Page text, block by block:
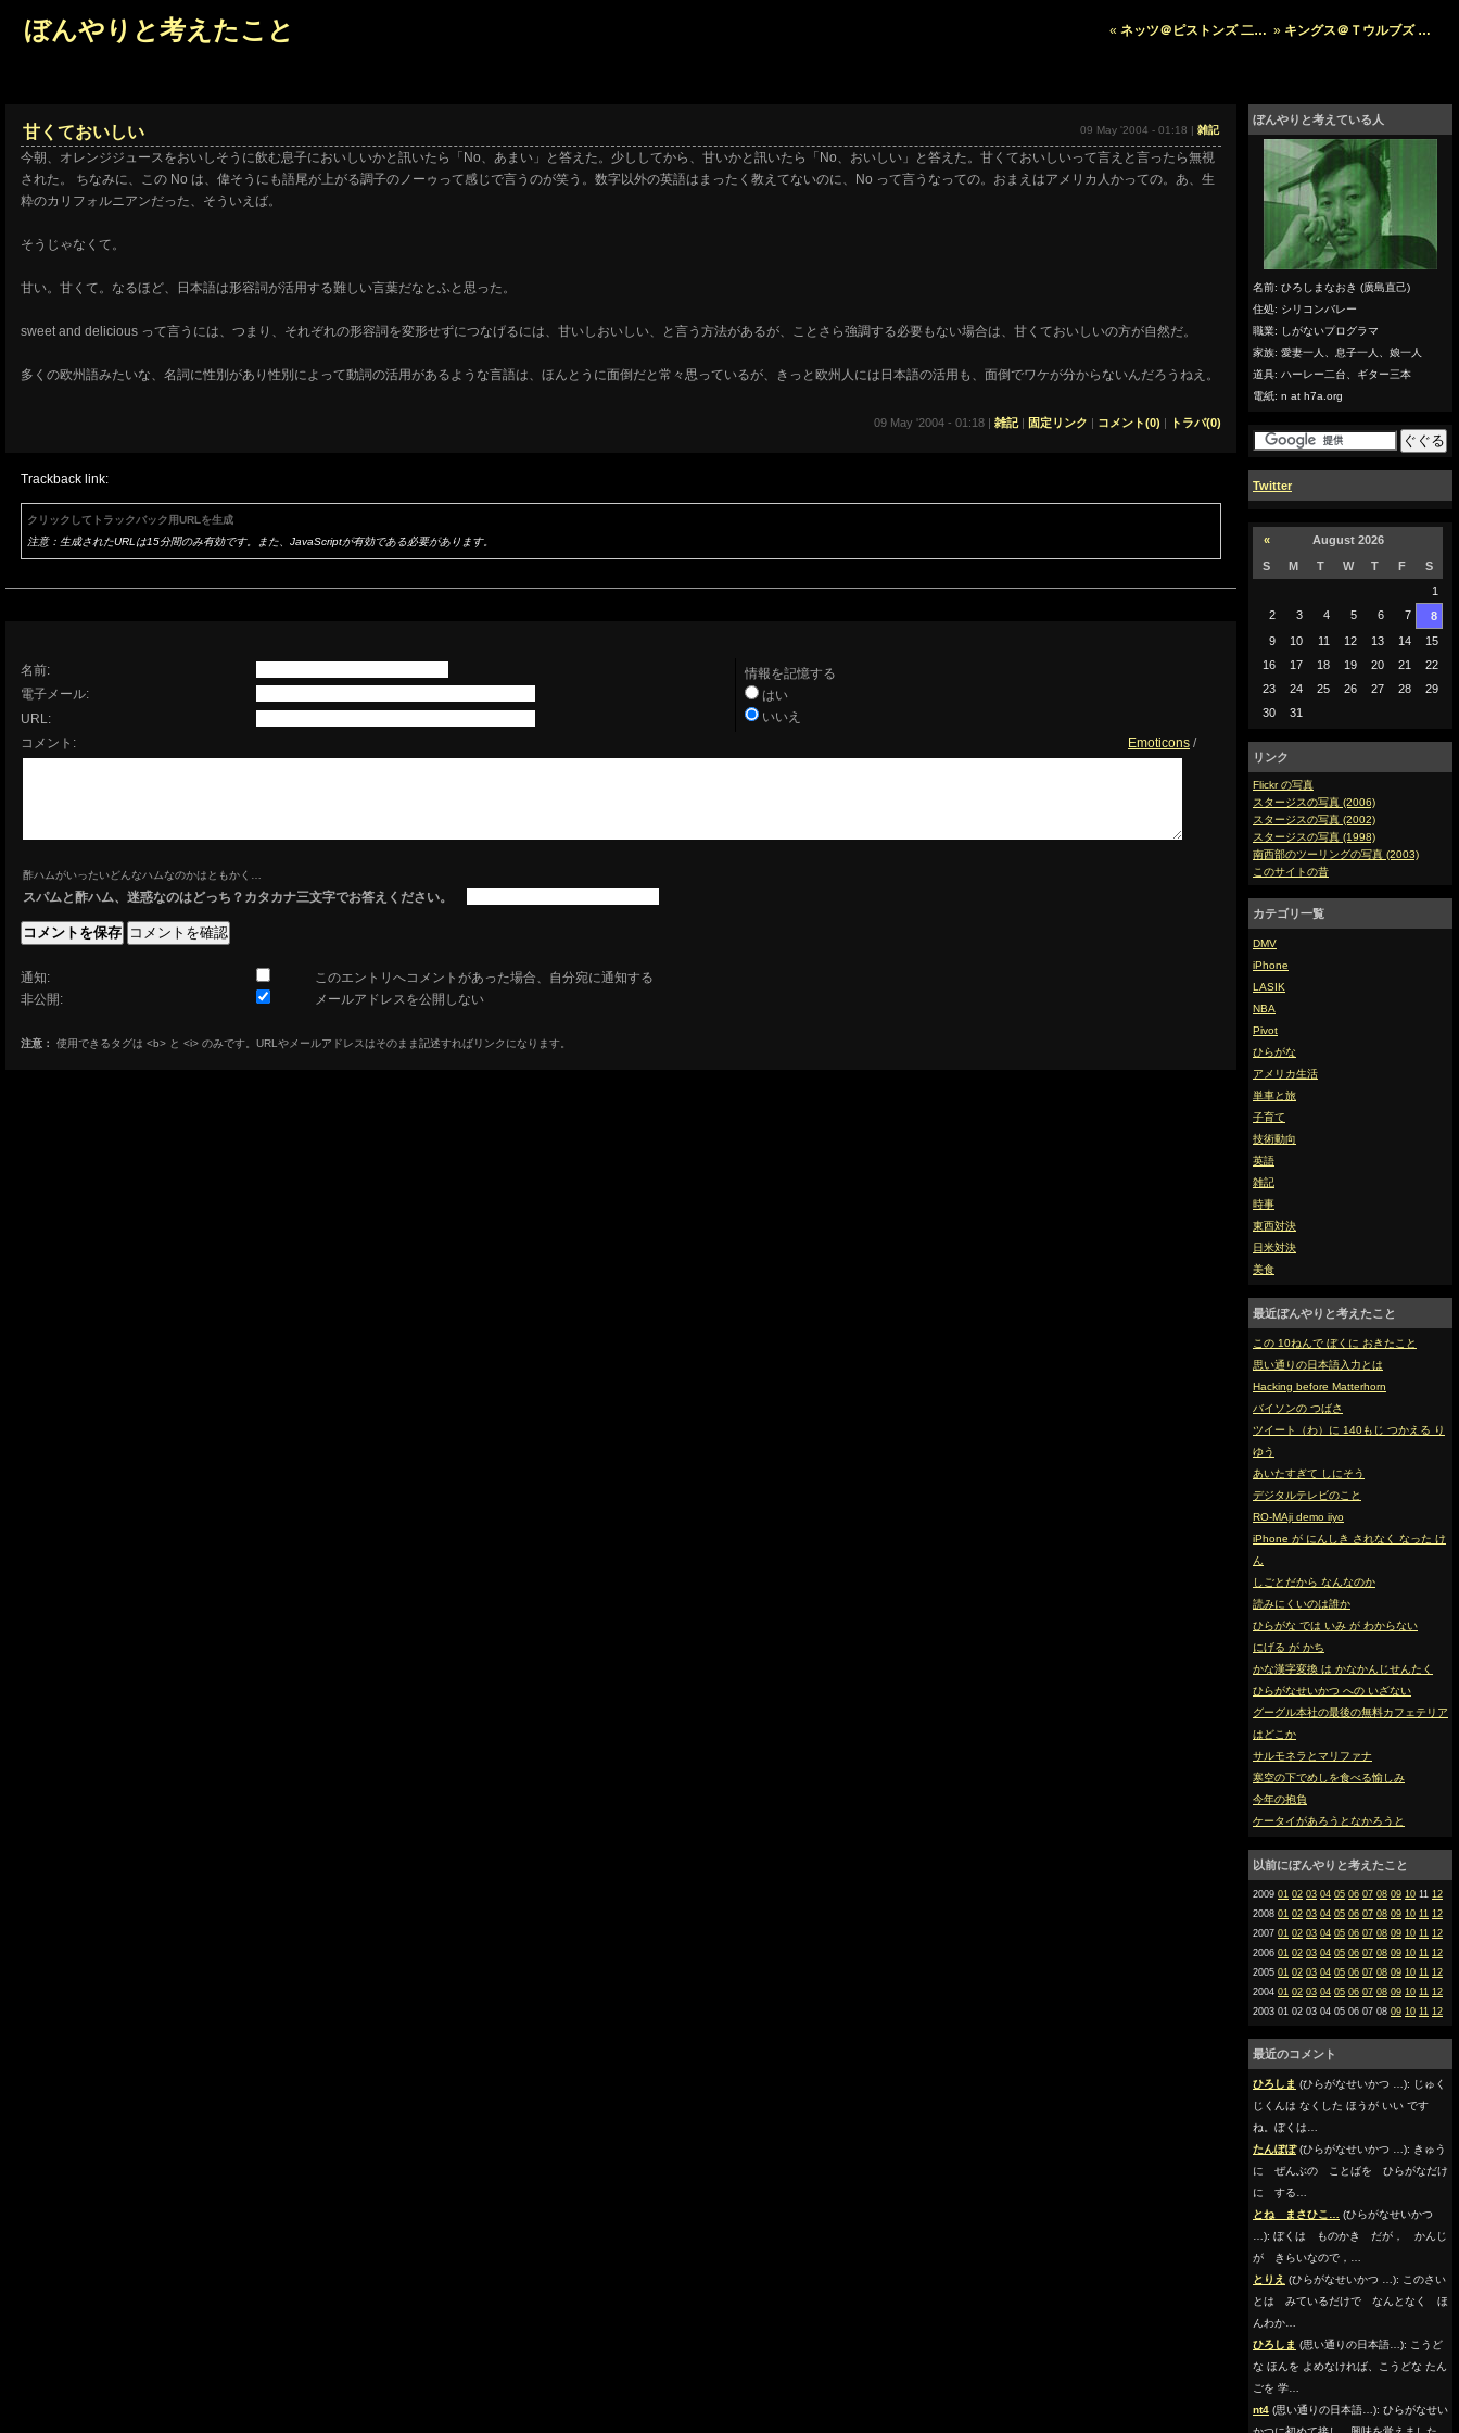
ぼんやりと考えたこと « ネッツ＠ピストンズ 二… » キングス＠Ｔウルブズ …
ぼんやりと考えている人
名前: ひろしまなおき (廣島直己)
住処: シリコンバレー
職業: しがないプログラマ
家族: 愛妻一人、息子一人、娘一人
道具: ハーレー二台、ギター三本
電紙: n at h7a.org
Twitter
«
August 2026
S
M T W T F
S
1
2
3 4 5 6 7
8
9
10 11 12 13 14
15
16
17 18 19 20 21
22
23
24 25 26 27 28
29
30
31
リンク
Flickr の写真
スタージスの写真 (2006)
スタージスの写真 (2002)
スタージスの写真 (1998)
南西部のツーリングの写真 (2003)
このサイトの昔
カテゴリ一覧
DMV
iPhone
LASIK
NBA
Pivot
ひらがな
アメリカ生活
単車と旅
子育て
技術動向
英語
雑記
時事
東西対決
日米対決
美食
最近ぼんやりと考えたこと
この 10ねんで ぼくに おきたこと
思い通りの日本語入力とは
Hacking before Matterhorn
バイソンの つばさ
ツイート（わ）に 140もじ つかえる り
ゆう
あいたすぎて しにそう
デジタルテレビのこと
RO-MAji demo iiyo
iPhone が にんしき されなく なった け
ん
しごとだから なんなのか
読みにくいのは誰か
ひらがな では いみ が わからない
にげる が かち
かな漢字変換 は かなかんじせんたく
ひらがなせいかつ への いざない
グーグル本社の最後の無料カフェテリア
はどこか
サルモネラとマリファナ
寒空の下でめしを食べる愉しみ
今年の抱負
ケータイがあろうとなかろうと
以前にぼんやりと考えたこと
2009 01 02 03 04 05 06 07 08 09 10 11 12
2008 01 02 03 04 05 06 07 08 09 10 11 12
2007 01 02 03 04 05 06 07 08 09 10 11 12
2006 01 02 03 04 05 06 07 08 09 10 11 12
2005 01 02 03 04 05 06 07 08 09 10 11 12
2004 01 02 03 04 05 06 07 08 09 10 11 12
2003 01 02 03 04 05 06 07 08 09 10 11 12
最近のコメント
ひろしま (ひらがなせいかつ …): じゅく
じくんは なくした ほうが いい です
ね。ぼくは…
たんぽぽ(ひらがなせいかつ …): きゅう
に ぜんぶの ことばを ひらがなだけ
に する…
とね まさひこ…
(ひらがなせいかつ
…): ぼくは ものかき だが， かんじ
が きらいなので，…
とりえ (ひらがなせいかつ …): このさい
とは みているだけで なんとなく ほ
んわか…
ひろしま (思い通りの日本語…): こうど
な ほんを よめなければ、こうどな たん
ごを 学…
nt4 (思い通りの日本語…): ひらがなせい
09 May '2004 - 01:18 | 雑記
甘くておいしい
今朝、オレンジジュースをおいしそうに飲む息子においしいかと訊いたら「No、あまい」と答えた。少ししてから、甘いかと訊いたら「No、おいしい」と答えた。甘くておいしいって言えと言ったら無視
された。 ちなみに、この No は、偉そうにも語尾が上がる調子のノーゥって感じで言うのが笑う。数字以外の英語はまったく教えてないのに、No って言うなっての。おまえはアメリカ人かっての。あ、生
粋のカリフォルニアンだった、そういえば。
そうじゃなくて。
甘い。甘くて。なるほど、日本語は形容詞が活用する難しい言葉だなとふと思った。
sweet and delicious って言うには、つまり、それぞれの形容詞を変形せずにつなげるには、甘いしおいしい、と言う方法があるが、ことさら強調する必要もない場合は、甘くておいしいの方が自然だ。
多くの欧州語みたいな、名詞に性別があり性別によって動詞の活用があるような言語は、ほんとうに面倒だと常々思っているが、きっと欧州人には日本語の活用も、面倒でワケが分からないんだろうねえ。
09 May '2004 - 01:18 | 雑記| 固定リンク | コメント(0) | トラバ(0)
Trackback link:
クリックしてトラックバック用URLを生成
注意：生成されたURLは15分間のみ有効です。また、JavaScriptが有効である必要があります。
名前:
情報を記憶する
はい
いいえ
電子メール:
URL:
コメント:
Emoticons /
酢ハムがいったいどんなハムなのかはともかく…
スパムと酢ハム、迷惑なのはどっち？カタカナ三文字でお答えください。
通知:
このエントリへコメントがあった場合、自分宛に通知する
非公開:
メールアドレスを公開しない
注意： 使用できるタグは <b> と <i> のみです。URLやメールアドレスはそのまま記述すればリンクになります。